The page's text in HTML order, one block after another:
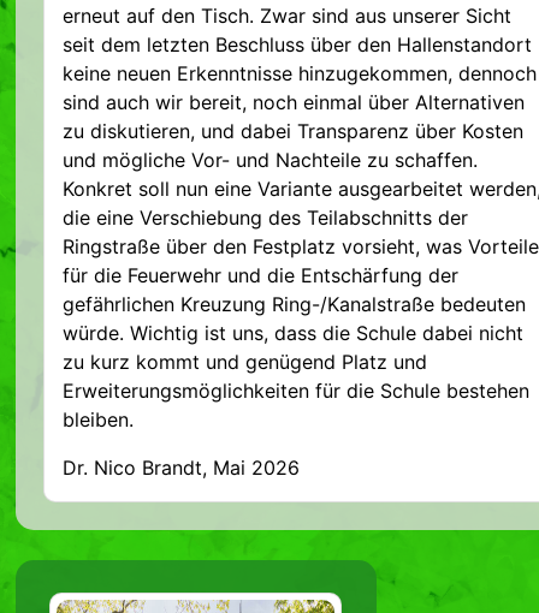
erneut auf den Tisch. Zwar sind aus unserer Sicht
seit dem letzten Beschluss über den Hallenstandort
keine neuen Erkenntnisse hinzugekommen, dennoch
sind auch wir bereit, noch einmal über Alternativen
zu diskutieren, und dabei Transparenz über Kosten
und mögliche Vor- und Nachteile zu schaffen.
Konkret soll nun eine Variante ausgearbeitet
die eine Verschiebung des Teilabschnitts der
Ringstraße über den Festplatz vorsieht, was Vorteile
für die Feuerwehr und die Entschärfung der
gefährlichen Kreuzung Ring-/Kanalstraße bedeuten
würde. Wichtig ist uns, dass die Schule dabei nicht
zu kurz kommt und genügend Platz und
Erweiterungsmöglichkeiten für die Schule bestehen
bleiben.
Dr. Nico Brandt, Mai 2026